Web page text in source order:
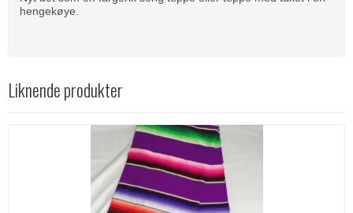
hengekøye.
Liknende produkter